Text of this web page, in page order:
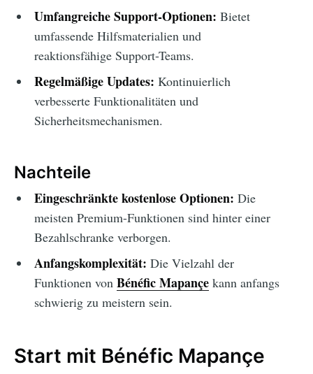
Umfangreiche Support-Optionen: Bietet
umfassende Hilfsmaterialien und
reaktionsfähige Support-Teams.
Regelmäßige Updates: Kontinuierlich
verbesserte Funktionalitäten und
Sicherheitsmechanismen.
Nachteile
Eingeschränkte kostenlose Optionen: Die
meisten Premium-Funktionen sind hinter einer
Bezahlschranke verborgen.
Anfangskomplexität: Die Vielzahl der
Funktionen von Bénéfic Mapançekann anfangs
schwierig zu meistern sein.
Start mit Bénéfic Mapançe